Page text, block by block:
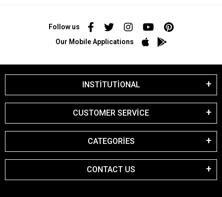
Follow us
Our Mobile Applications
INSTİTUTİONAL
CUSTOMER SERVİCE
CATEGORİES
CONTACT US